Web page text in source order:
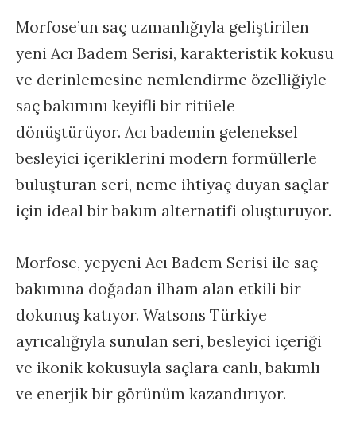
Morfose’un saç uzmanlığıyla geliştirilen
yeni Acı Badem Serisi, karakteristik kokusu
ve derinlemesine nemlendirme özelliğiyle
saç bakımını keyifli bir ritüele
dönüştürüyor. Acı bademin geleneksel
besleyici içeriklerini modern formüllerle
buluşturan seri, neme ihtiyaç duyan saçlar
için ideal bir bakım alternatifi oluşturuyor.
Morfose, yepyeni Acı Badem Serisi ile saç
bakımına doğadan ilham alan etkili bir
dokunuş katıyor. Watsons Türkiye
ayrıcalığıyla sunulan seri, besleyici içeriği
ve ikonik kokusuyla saçlara canlı, bakımlı
ve enerjik bir görünüm kazandırıyor.